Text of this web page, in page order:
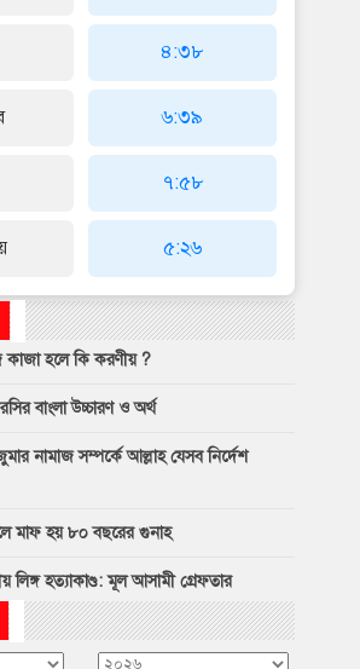
৪:৩৮
৬:৩৯
৭:৫৮
৫:২৬
কাজা হলে কি করণীয় ?
বাংলা উচ্চারণ ও অর্থ
নামাজ সম্পর্কে আল্লাহ যেসব নির্দেশ
মাফ হয় ৮০ বছরের গুনাহ
লিঙ্গ হত্যাকাণ্ড: মূল আসামী গ্রেফতার